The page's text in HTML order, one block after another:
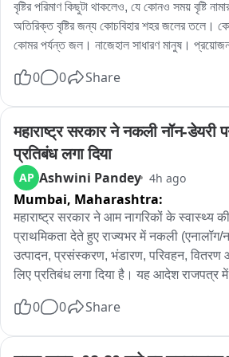
বৃষ্টির পরিমাণ কিছুটা থাকলেও, যে কোনও সময় বৃষ্টি
অতিরিক্ত বৃষ্টির জন্য কোচবিহার শহর জলের তলে।
কোমর পর্যন্ত জল। নাজেহাল সাধারণ মানুষ। প্রয়োজন
মানুষ।
0 0 Share
महाराष्ट्र सरकार ने नकली नॉन-डेयरी
प्रतिबंध लगा दिया
AP Ashwini Pandey 4h ago
Mumbai, Maharashtra:
महाराष्ट्र सरकार ने आम नागरिकों के स्वास्थ्य की
प्राथमिकता देते हुए राज्यभर में नकली (एनालॉग/
उत्पादन, प्रसंस्करण, भंडारण, परिवहन, वितरण
लिए प्रतिबंध लगा दिया है। यह आदेश राजपत्र
FDA के अनुसार, पिछले कुछ समय से “पनीर” के
नकली उत्पाद बेचे जाने की शिकायतें लगातार मिल
0 0 Share